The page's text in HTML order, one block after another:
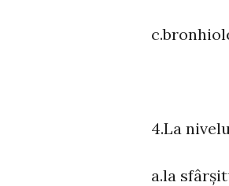
4.La
a.la